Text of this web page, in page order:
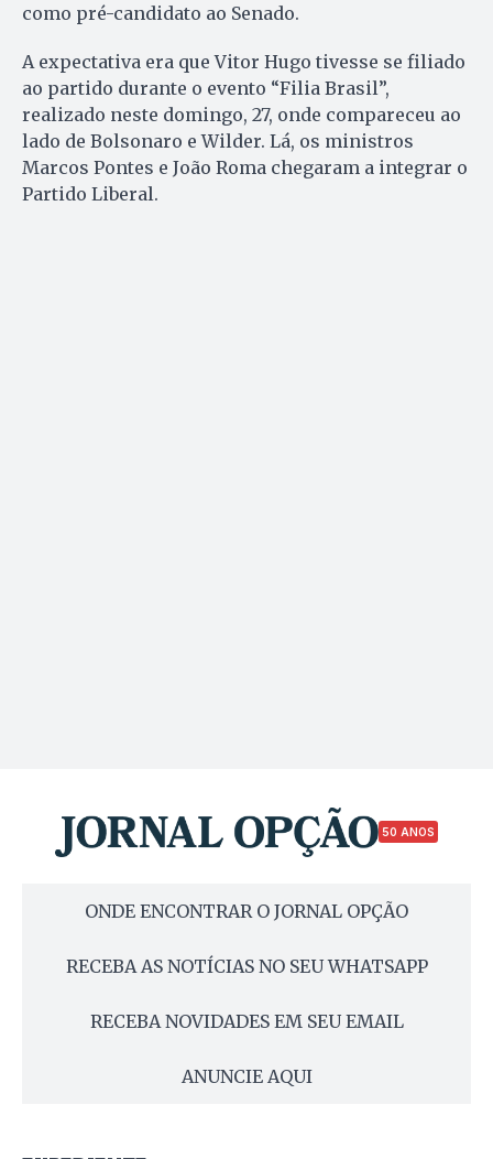
como pré-candidato ao Senado.
A expectativa era que Vitor Hugo tivesse se filiado
ao partido durante o evento “Filia Brasil”,
realizado neste domingo, 27, onde compareceu ao
lado de Bolsonaro e Wilder. Lá, os ministros
Marcos Pontes e João Roma chegaram a integrar o
Partido Liberal.
50 ANOS
ONDE ENCONTRAR O JORNAL OPÇÃO
RECEBA AS NOTÍCIAS NO SEU WHATSAPP
RECEBA NOVIDADES EM SEU EMAIL
ANUNCIE AQUI